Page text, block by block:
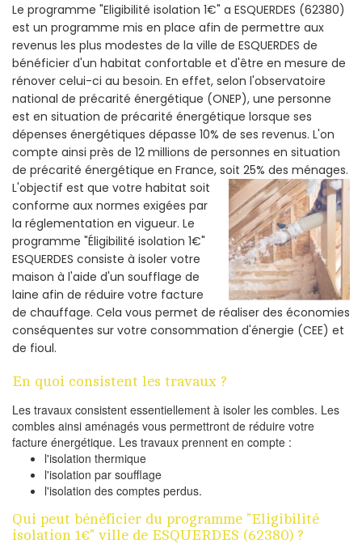
Le programme "Eligibilité isolation 1€" a ESQUERDES (62380)
est un programme mis en place afin de permettre aux
revenus les plus modestes de la ville de ESQUERDES de
bénéficier d'un habitat confortable et d'être en mesure de
rénover celui-ci au besoin. En effet, selon l'observatoire
national de précarité énergétique (ONEP), une personne
est en situation de précarité énergétique lorsque ses
dépenses énergétiques dépasse 10% de ses revenus. L'on
compte ainsi près de 12 millions de personnes en situation
de précarité énergétique en France, soit 25% des ménages.
L'objectif est que votre habitat soit
conforme aux normes exigées par
la réglementation en vigueur. Le
programme "Éligibilité isolation 1€"
ESQUERDES consiste à isoler votre
maison à l'aide d'un soufflage de
laine afin de réduire votre facture
de chauffage. Cela vous permet de réaliser des économies
conséquentes sur votre consommation d'énergie (CEE) et
de fioul.
En quoi consistent les travaux ?
Les travaux consistent essentiellement à isoler les combles. Les
combles ainsi aménagés vous permettront de réduire votre
facture énergétique. Les travaux prennent en compte :
l'isolation thermique
l'isolation par soufflage
l'isolation des comptes perdus.
Qui peut bénéficier du programme "Eligibilité
isolation 1€" ville de ESQUERDES (62380) ?